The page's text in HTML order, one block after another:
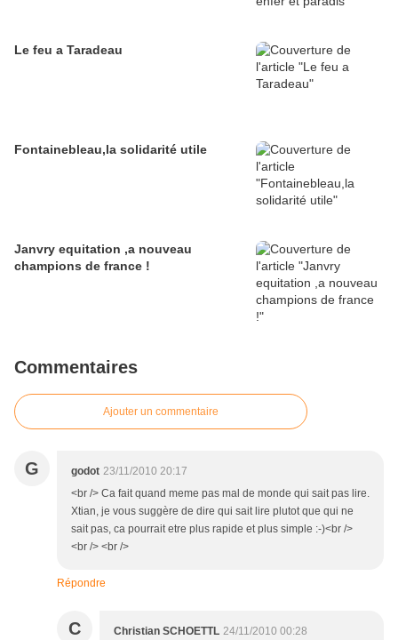
Le feu a Taradeau
Fontainebleau,la solidarité utile
Janvry equitation ,a nouveau
champions de france !
Commentaires
Ajouter un commentaire
G godot 23/11/2010 20:17
<br /> Ca fait quand meme pas mal de monde qui sait pas lire.
Xtian, je vous suggère de dire qui sait lire plutot que qui ne
sait pas, ca pourrait etre plus rapide et plus simple :-)<br />
<br /> <br />
Répondre
C Christian SCHOETTL 24/11/2010 00:28